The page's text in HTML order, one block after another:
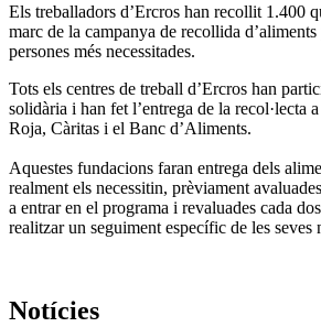
Els treballadors d’Ercros han recollit 1.400
marc de la campanya de recollida
persones més necessitades.
Tots els centres de treball d’Ercros han
solidària i han fet l’entrega de la recol·lecta
Roja, Càritas i el Banc d’Aliments.
Aquestes fundacions faran entrega dels
realment els necessitin, prèviament
a entrar en el programa i revaluades cada
realitzar un seguiment específic de les seves
Notícies